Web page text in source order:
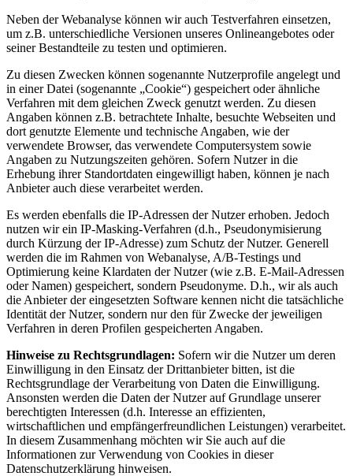
Neben der Webanalyse können wir auch Testverfahren einsetzen,
um z.B. unterschiedliche Versionen unseres Onlineangebotes oder
seiner Bestandteile zu testen und optimieren.
Zu diesen Zwecken können sogenannte Nutzerprofile angelegt und
in einer Datei (sogenannte „Cookie“) gespeichert oder ähnliche
Verfahren mit dem gleichen Zweck genutzt werden. Zu diesen
Angaben können z.B. betrachtete Inhalte, besuchte Webseiten und
dort genutzte Elemente und technische Angaben, wie der
verwendete Browser, das verwendete Computersystem sowie
Angaben zu Nutzungszeiten gehören. Sofern Nutzer in die
Erhebung ihrer Standortdaten eingewilligt haben, können je nach
Anbieter auch diese verarbeitet werden.
Es werden ebenfalls die IP-Adressen der Nutzer erhoben. Jedoch
nutzen wir ein IP-Masking-Verfahren (d.h., Pseudonymisierung
durch Kürzung der IP-Adresse) zum Schutz der Nutzer. Generell
werden die im Rahmen von Webanalyse, A/B-Testings und
Optimierung keine Klardaten der Nutzer (wie z.B. E-Mail-Adressen
oder Namen) gespeichert, sondern Pseudonyme. D.h., wir als auch
die Anbieter der eingesetzten Software kennen nicht die tatsächliche
Identität der Nutzer, sondern nur den für Zwecke der jeweiligen
Verfahren in deren Profilen gespeicherten Angaben.
Hinweise zu Rechtsgrundlagen: Sofern wir die Nutzer um deren
Einwilligung in den Einsatz der Drittanbieter bitten, ist die
Rechtsgrundlage der Verarbeitung von Daten die Einwilligung.
Ansonsten werden die Daten der Nutzer auf Grundlage unserer
berechtigten Interessen (d.h. Interesse an effizienten,
wirtschaftlichen und empfängerfreundlichen Leistungen) verarbeitet.
In diesem Zusammenhang möchten wir Sie auch auf die
Informationen zur Verwendung von Cookies in dieser
Datenschutzerklärung hinweisen.